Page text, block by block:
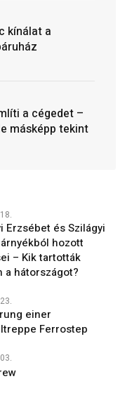
kínálat a
a cégedet –
másképp tekint
Erzsébet és Szilágyi
hozott
– Kik tartották
a hátországot?
einer
Ferrostep